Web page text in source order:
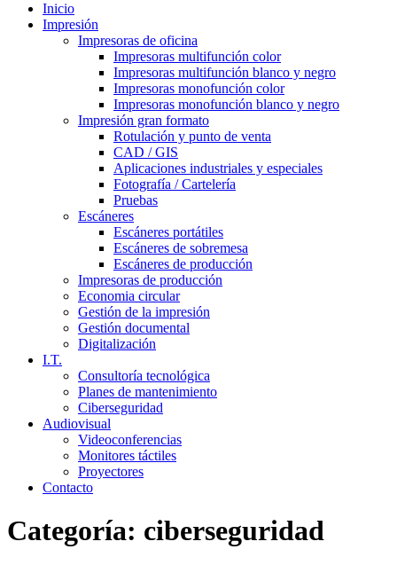
Inicio
Impresión
Impresoras de oficina
Impresoras multifunción color
Impresoras multifunción blanco y negro
Impresoras monofunción color
Impresoras monofunción blanco y negro
Impresión gran formato
Rotulación y punto de venta
CAD / GIS
Aplicaciones industriales y especiales
Fotografía / Cartelería
Pruebas
Escáneres
Escáneres portátiles
Escáneres de sobremesa
Escáneres de producción
Impresoras de producción
Economia circular
Gestión de la impresión
Gestión documental
Digitalización
I.T.
Consultoría tecnológica
Planes de mantenimiento
Ciberseguridad
Audiovisual
Videoconferencias
Monitores táctiles
Proyectores
Contacto
Categoría: ciberseguridad